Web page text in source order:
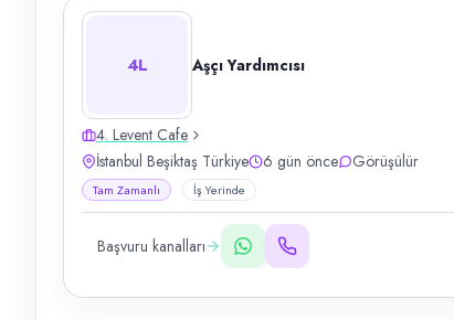
4L Aşçı Yardımcısı
4. Levent Cafe
İstanbul Beşiktaş Türkiye
6 gün önce Görüşülür
Tam Zamanlı İş Yerinde
Başvuru kanalları